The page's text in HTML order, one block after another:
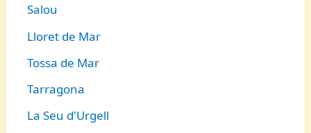
Salou
Lloret de Mar
Tossa de Mar
Tarragona
La Seu d'Urgell